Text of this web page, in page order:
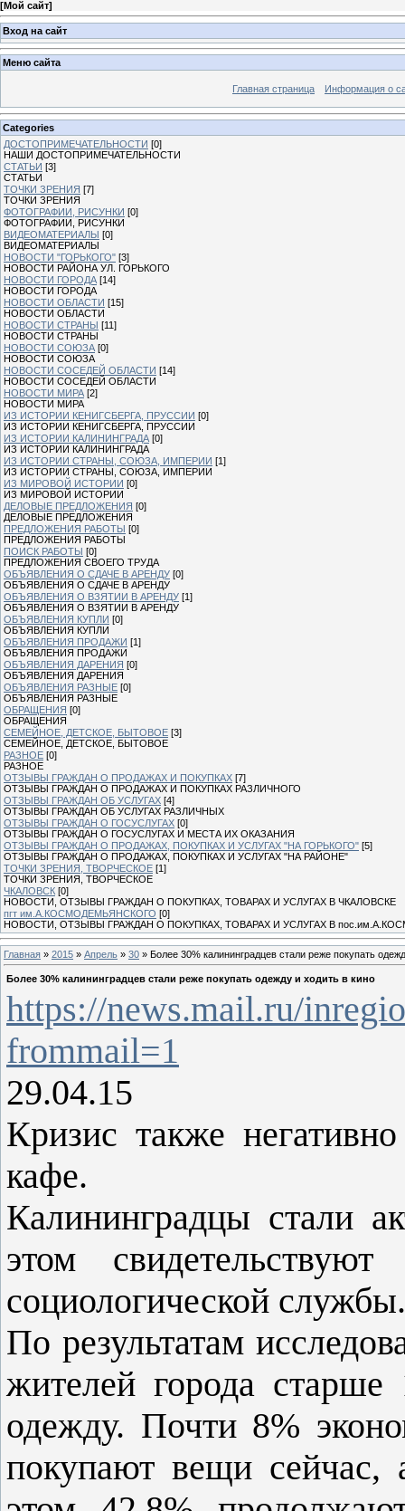
[Мой сайт]
Вход на сайт
Меню сайта
Главная страница Информация о
Categories
ДОСТОПРИМЕЧАТЕЛЬНОСТИ [0]
НАШИ ДОСТОПРИМЕЧАТЕЛЬНОСТИ
СТАТЬИ [3]
СТАТЬИ
ТОЧКИ ЗРЕНИЯ [7]
ТОЧКИ ЗРЕНИЯ
ФОТОГРАФИИ, РИСУНКИ [0]
ФОТОГРАФИИ, РИСУНКИ
ВИДЕОМАТЕРИАЛЫ [0]
ВИДЕОМАТЕРИАЛЫ
НОВОСТИ "ГОРЬКОГО" [3]
НОВОСТИ РАЙОНА УЛ. ГОРЬКОГО
НОВОСТИ ГОРОДА [14]
НОВОСТИ ГОРОДА
НОВОСТИ ОБЛАСТИ [15]
НОВОСТИ ОБЛАСТИ
НОВОСТИ СТРАНЫ [11]
НОВОСТИ СТРАНЫ
НОВОСТИ СОЮЗА [0]
НОВОСТИ СОЮЗА
НОВОСТИ СОСЕДЕЙ ОБЛАСТИ [14]
НОВОСТИ СОСЕДЕЙ ОБЛАСТИ
НОВОСТИ МИРА [2]
НОВОСТИ МИРА
ИЗ ИСТОРИИ КЕНИГСБЕРГА, ПРУССИИ [0]
ИЗ ИСТОРИИ КЕНИГСБЕРГА, ПРУССИИ
ИЗ ИСТОРИИ КАЛИНИНГРАДА [0]
ИЗ ИСТОРИИ КАЛИНИНГРАДА
ИЗ ИСТОРИИ СТРАНЫ, СОЮЗА, ИМПЕРИИ [1]
ИЗ ИСТОРИИ СТРАНЫ, СОЮЗА, ИМПЕРИИ
ИЗ МИРОВОЙ ИСТОРИИ [0]
ИЗ МИРОВОЙ ИСТОРИИ
ДЕЛОВЫЕ ПРЕДЛОЖЕНИЯ [0]
ДЕЛОВЫЕ ПРЕДЛОЖЕНИЯ
ПРЕДЛОЖЕНИЯ РАБОТЫ [0]
ПРЕДЛОЖЕНИЯ РАБОТЫ
ПОИСК РАБОТЫ [0]
ПРЕДЛОЖЕНИЯ СВОЕГО ТРУДА
ОБЪЯВЛЕНИЯ О СДАЧЕ В АРЕНДУ [0]
ОБЪЯВЛЕНИЯ О СДАЧЕ В АРЕНДУ
ОБЪЯВЛЕНИЯ О ВЗЯТИИ В АРЕНДУ [1]
ОБЪЯВЛЕНИЯ О ВЗЯТИИ В АРЕНДУ
ОБЪЯВЛЕНИЯ КУПЛИ [0]
ОБЪЯВЛЕНИЯ КУПЛИ
ОБЪЯВЛЕНИЯ ПРОДАЖИ [1]
ОБЪЯВЛЕНИЯ ПРОДАЖИ
ОБЪЯВЛЕНИЯ ДАРЕНИЯ [0]
ОБЪЯВЛЕНИЯ ДАРЕНИЯ
ОБЪЯВЛЕНИЯ РАЗНЫЕ [0]
ОБЪЯВЛЕНИЯ РАЗНЫЕ
ОБРАЩЕНИЯ [0]
ОБРАЩЕНИЯ
СЕМЕЙНОЕ, ДЕТСКОЕ, БЫТОВОЕ [3]
СЕМЕЙНОЕ, ДЕТСКОЕ, БЫТОВОЕ
РАЗНОЕ [0]
РАЗНОЕ
ОТЗЫВЫ ГРАЖДАН О ПРОДАЖАХ И ПОКУПКАХ [7]
ОТЗЫВЫ ГРАЖДАН О ПРОДАЖАХ И ПОКУПКАХ РАЗЛИЧНОГО
ОТЗЫВЫ ГРАЖДАН ОБ УСЛУГАХ [4]
ОТЗЫВЫ ГРАЖДАН ОБ УСЛУГАХ РАЗЛИЧНЫХ
ОТЗЫВЫ ГРАЖДАН О ГОСУСЛУГАХ [0]
ОТЗЫВЫ ГРАЖДАН О ГОСУСЛУГАХ И МЕСТА ИХ ОКАЗАНИЯ
ОТЗЫВЫ ГРАЖДАН О ПРОДАЖАХ, ПОКУПКАХ И УСЛУГАХ "НА ГОРЬКОГО" [5]
ОТЗЫВЫ ГРАЖДАН О ПРОДАЖАХ, ПОКУПКАХ И УСЛУГАХ "НА РАЙОНЕ"
ТОЧКИ ЗРЕНИЯ, ТВОРЧЕСКОЕ [1]
ТОЧКИ ЗРЕНИЯ, ТВОРЧЕСКОЕ
ЧКАЛОВСК [0]
НОВОСТИ, ОТЗЫВЫ ГРАЖДАН О ПОКУПКАХ, ТОВАРАХ И УСЛУГАХ В ЧКАЛОВСКЕ
пгт им.А.КОСМОДЕМЬЯНСКОГО [0]
НОВОСТИ, ОТЗЫВЫ ГРАЖДАН О ПОКУПКАХ, ТОВАРАХ И УСЛУГАХ В
Главная » 2015 » Апрель » 30 » Более 30% калининградцев стали реже покупать
Более 30% калининградцев стали реже покупать одежду и ходить в кино
https://news.mail.ru/
frommail=1
29.04.15
Кризис также
кафе.
Калининградцы стали
этом
социологической службы.
По результатам
жителей города
одежду. Почти 8%
покупают вещи сейчас,